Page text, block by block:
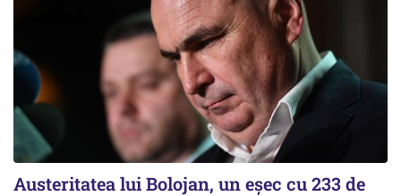
Austeritatea lui Bolojan, un eșec cu 233 de